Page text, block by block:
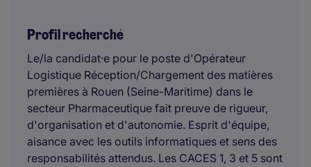
Profil recherché
Le/la candidat·e pour le poste d'Opérateur
Logistique Réception/Chargement des matières
premières à Rouen (Seine-Maritime) dans le
secteur Pharmaceutique fait preuve de rigueur,
d'organisation et d'autonomie. Esprit d'équipe,
aisance avec les outils informatiques et sens des
responsabilités attendus. Les CACES 1, 3 et 5 sont